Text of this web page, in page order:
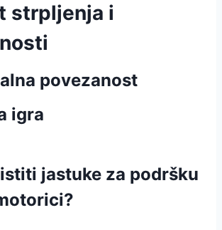
strpljenja i
povezanost
igra
jastuke za podršku